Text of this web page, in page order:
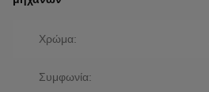
Χρώμα:
Συμφωνία: